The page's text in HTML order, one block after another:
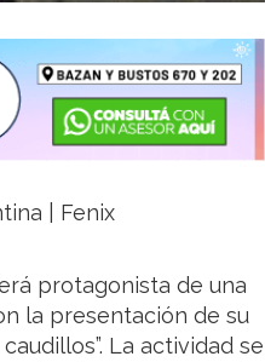
| Fenix
protagonista de una
la presentación de su
La actividad se